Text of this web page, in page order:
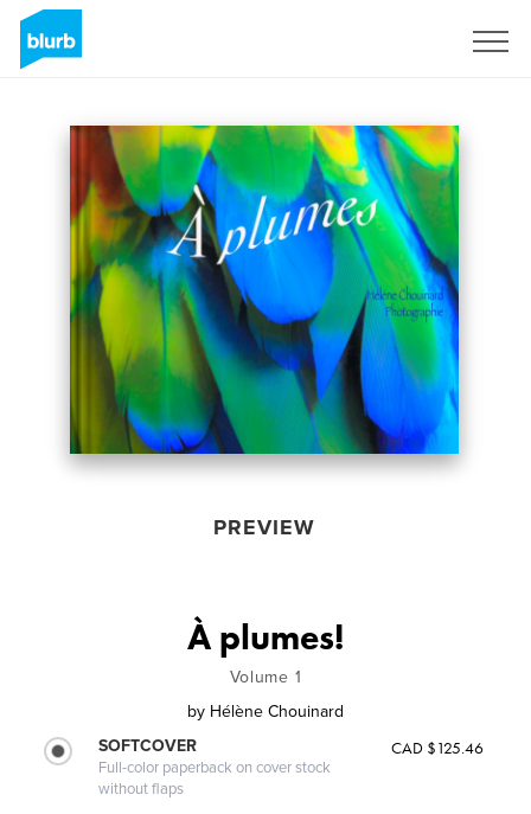
PREVIEW
À plumes!
Volume 1
by Hélène Chouinard
SOFTCOVER
Full-color paperback on cover stock
without flaps
CAD $125.46